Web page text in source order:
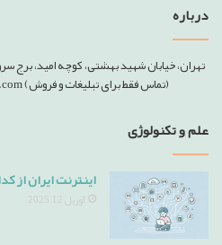
درباره
(تماس فقط برای تبلیغات و فروش) milad_love_2007@yahoo.com
علم و تکنولوژی
اینترنت ایران از
آوریل 12, 2025